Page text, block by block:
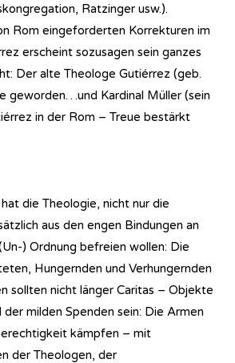
Ratzinger usw.).
Rom eingeforderten Korrekturen im
erscheint sozusagen sein ganzes
Der alte Theologe Gutiérrez (geb.
geworden…und Kardinal Müller (sein
in der Rom – Treue bestärkt
die Theologie, nicht nur die
aus den engen Bindungen an
) Ordnung befreien wollen: Die
Hungernden und Verhungernden
sollten nicht länger Caritas – Objekte
milden Spenden sein: Die Armen
kämpfen – mit
der Theologen, der